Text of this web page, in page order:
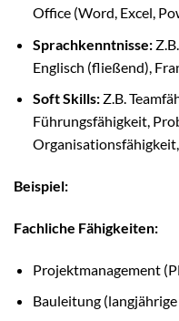
Office (Word, Excel,
Sprachkenntnisse:
Englisch (fließend),
Soft Skills:Z.B.
Führungsfähigkeit,
Beispiel:
Fachliche Fähigkeiten:
Projektmanagement
Bauleitung